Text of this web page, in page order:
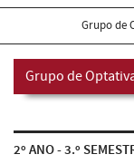
Grupo de
Grupo de
2º ANO - 3.º